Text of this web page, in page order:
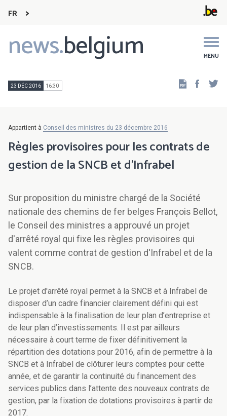
FR
news.belgium MENU
Main
navigation
23 DÉC 2016 16:30
Appartient à Conseil des ministres du 23 décembre 2016
Règles provisoires pour les contrats de
gestion de la SNCB et d'Infrabel
Sur proposition du ministre chargé de la Société
nationale des chemins de fer belges François Bellot,
le Conseil des ministres a approuvé un projet
d'arrêté royal qui fixe les règles provisoires qui
valent comme contrat de gestion d'Infrabel et de la
SNCB.
Le projet d'arrêté royal permet à la SNCB et à Infrabel de
disposer d’un cadre financier clairement défini qui est
indispensable à la finalisation de leur plan d’entreprise et
de leur plan d’investissements. Il est par ailleurs
nécessaire à court terme de fixer définitivement la
répartition des dotations pour 2016, afin de permettre à la
SNCB et à Infrabel de clôturer leurs comptes pour cette
année, et de garantir la continuité du financement des
services publics dans l’attente des nouveaux contrats de
gestion, par la fixation de dotations provisoires à partir de
2017.